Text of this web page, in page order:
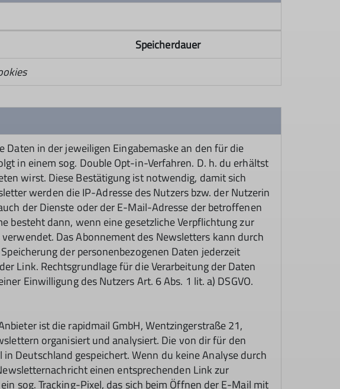
Speicherdauer
in der jeweiligen Eingabemaske an den für die
in einem sog. Double Opt-in-Verfahren. D. h. du erhältst
wirst. Diese Bestätigung ist notwendig, damit sich
werden die IP-Adresse des Nutzers bzw. der Nutzerin
der Dienste oder der E-Mail-Adresse der betroffenen
besteht dann, wenn eine gesetzliche Verpflichtung zur
Das Abonnement des Newsletters kann durch
der personenbezogenen Daten jederzeit
Link. Rechtsgrundlage für die Verarbeitung der Daten
Einwilligung des Nutzers Art. 6 Abs. 1 lit. a) DSGVO.
ist die rapidmail GmbH, Wentzingerstraße 21,
organisiert und analysiert. Die von dir für den
Deutschland gespeichert. Wenn du keine Analyse durch
einen entsprechenden Link zur
sog. Tracking-Pixel, das sich beim Öffnen der E-Mail mit